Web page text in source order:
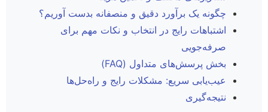
چگونه یک برآورد دقیق و منصفانه بدست آوریم؟
اشتباهات رایج در انتخاب و نکات مهم برای
صرفه‌جویی
بخش پرسش‌های متداول (FAQ)
عیب‌یابی سریع: مشکلات رایج و راه‌حل‌ها
نتیجه‌گیری